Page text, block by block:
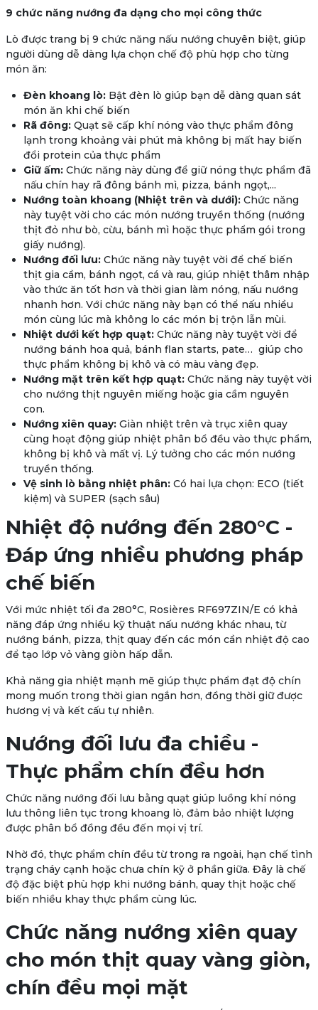
9 chức năng nướng đa dạng cho mọi công thức
Lò được trang bị 9 chức năng nấu nướng chuyên biệt, giúp
người dùng dễ dàng lựa chọn chế độ phù hợp cho từng
món ăn:
Đèn khoang lò:Bật đèn lò giúp bạn dễ dàng quan sát
món ăn khi chế biến
Rã đông: Quạt sẽ cấp khí nóng vào thực phẩm đông
lạnh trong khoảng vài phút mà không bị mất hay biến
đổi protein của thực phẩm
Giữ ấm: Chức năng này dùng để giữ nóng thực phẩm đã
nấu chín hay rã đông bánh mì, pizza, bánh ngọt,...
Nướng toàn khoang (Nhiệt trên và dưới): Chức năng
này tuyệt vời cho các món nướng truyền thống (nướng
thịt đỏ như bò, cừu, bánh mì hoặc thực phẩm gói trong
giấy nướng).
Nướng đối lưu: Chức năng này tuyệt vời để chế biến
thịt gia cầm, bánh ngọt, cá và rau, giúp nhiệt thâm nhập
vào thức ăn tốt hơn và thời gian làm nóng, nấu nướng
nhanh hơn. Với chức năng này bạn có thể nấu nhiều
món cùng lúc mà không lo các món bị trộn lẫn mùi.
Nhiệt dưới kết hợp quạt: Chức năng này tuyệt vời để
nướng bánh hoa quả, bánh flan starts, pate… giúp cho
thực phẩm không bị khô và có màu vàng đẹp.
Nướng mặt trên kết hợp quạt: Chức năng này tuyệt vời
cho nướng thịt nguyên miếng hoặc gia cầm nguyên
con.
Nướng xiên quay: Giàn nhiệt trên và trục xiên quay
cùng hoạt động giúp nhiệt phân bổ đều vào thực phẩm,
không bị khô và mất vị. Lý tưởng cho các món nướng
truyền thống.
Vệ sinh lò bằng nhiệt phân: Có hai lựa chọn: ECO (tiết
kiệm) và SUPER (sạch sâu)
Nhiệt độ nướng đến 280°C -
Đáp ứng nhiều phương pháp
chế biến
Với mức nhiệt tối đa 280°C, Rosières RF697ZIN/E có khả
năng đáp ứng nhiều kỹ thuật nấu nướng khác nhau, từ
nướng bánh, pizza, thịt quay đến các món cần nhiệt độ cao
để tạo lớp vỏ vàng giòn hấp dẫn.
Khả năng gia nhiệt mạnh mẽ giúp thực phẩm đạt độ chín
mong muốn trong thời gian ngắn hơn, đồng thời giữ được
hương vị và kết cấu tự nhiên.
Nướng đối lưu đa chiều -
Thực phẩm chín đều hơn
Chức năng nướng đối lưu bằng quạtgiúp luồng khí nóng
lưu thông liên tục trong khoang lò, đảm bảo nhiệt lượng
được phân bổ đồng đều đến mọi vị trí.
Nhờ đó, thực phẩm chín đều từ trong ra ngoài, hạn chế tình
trạng cháy cạnh hoặc chưa chín kỹ ở phần giữa. Đây là chế
độ đặc biệt phù hợp khi nướng bánh, quay thịt hoặc chế
biến nhiều khay thực phẩm cùng lúc.
Chức năng nướng xiên quay
cho món thịt quay vàng giòn,
chín đều mọi mặt